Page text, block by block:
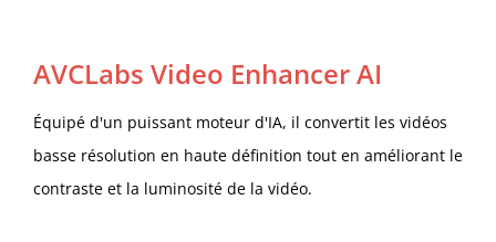
AVCLabs Video Enhancer AI
Équipé d'un puissant moteur d'IA, il convertit les vidéos
basse résolution en haute définition tout en améliorant le
contraste et la luminosité de la vidéo.